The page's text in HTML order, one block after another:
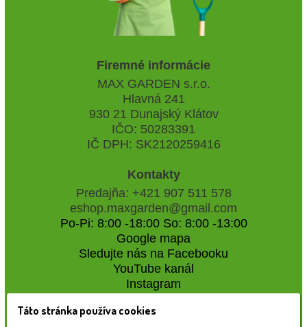
Firemné informácie
MAX GARDEN s.r.o.
Hlavná 241
930 21 Dunajský Klátov
IČO: 50283391
IČ DPH: SK2120259416
Kontakty
Predajňa: +421 907 511 578
eshop.maxgarden@gmail.com
Po-Pi: 8:00 -18:00 So: 8:00 -13:00
Google mapa
Sledujte nás na Facebooku
YouTube kanál
Instagram
Naše záhradné centrum
Táto stránka používa cookies